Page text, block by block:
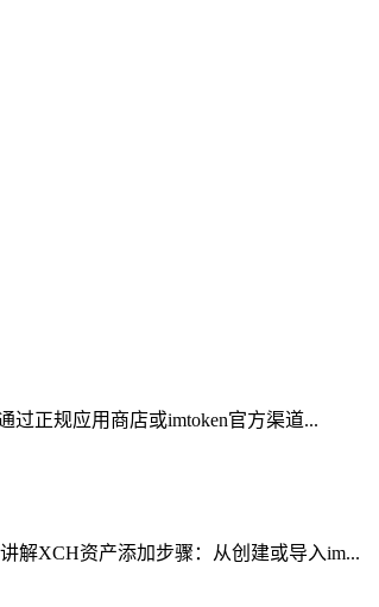
过正规应用商店或imtoken官方渠道...
解XCH资产添加步骤：从创建或导入im...